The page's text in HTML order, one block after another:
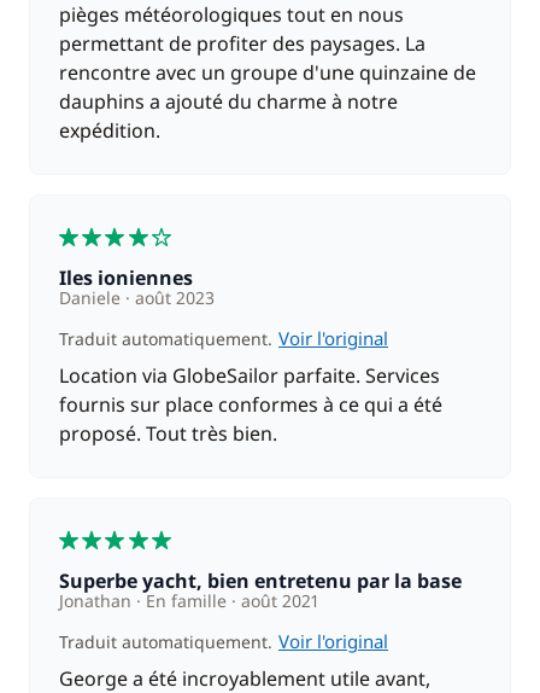
pièges météorologiques tout en nous
permettant de profiter des paysages. La
rencontre avec un groupe d'une quinzaine de
dauphins a ajouté du charme à notre
expédition.
Iles ioniennes
Daniele
août 2023
Traduit automatiquement. Voir l'original
Location via GlobeSailor parfaite. Services
fournis sur place conformes à ce qui a été
proposé. Tout très bien.
Superbe yacht, bien entretenu par la base
Jonathan En famille
août 2021
Traduit automatiquement. Voir l'original
George a été incroyablement utile avant,